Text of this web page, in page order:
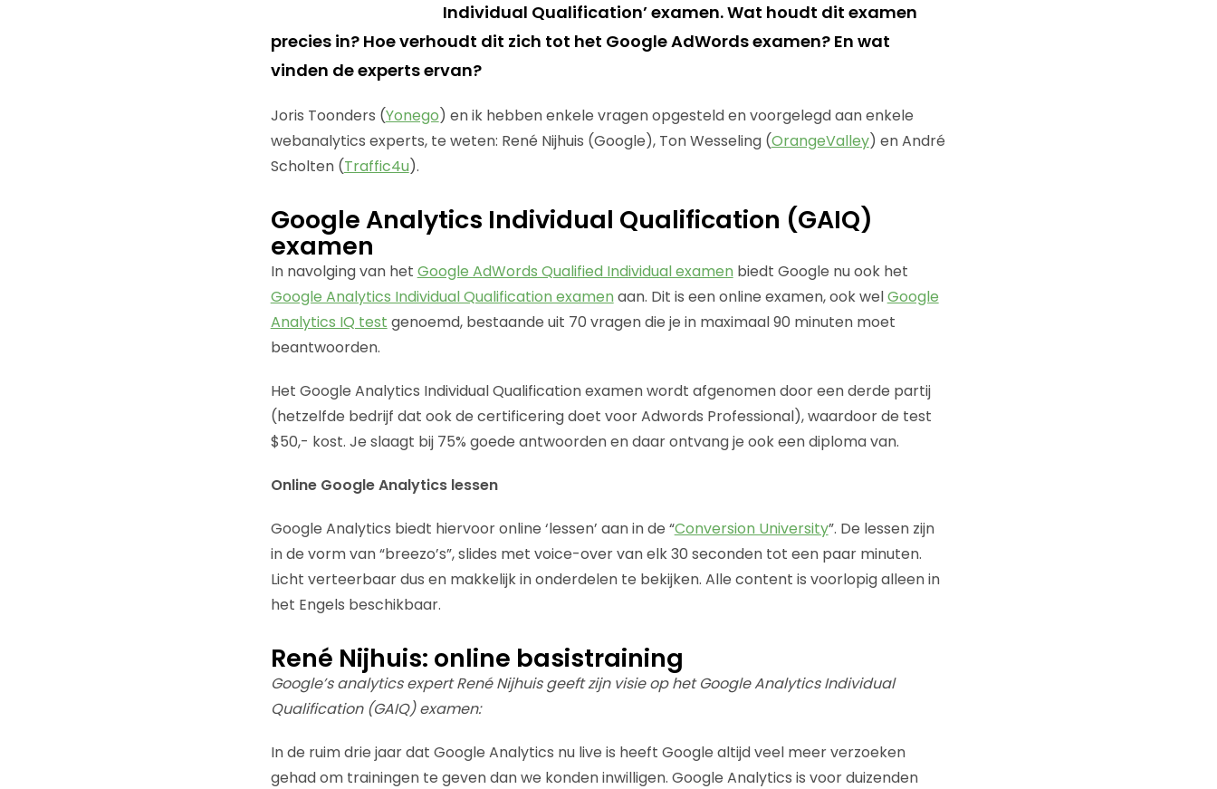
Individual Qualification’ examen. Wat houdt dit examen
precies in? Hoe verhoudt dit zich tot het Google AdWords examen? En wat
vinden de experts ervan?
Joris Toonders (Yonego) en ik hebben enkele vragen opgesteld en voorgelegd aan enkele
webanalytics experts, te weten: René Nijhuis (Google), Ton Wesseling (OrangeValley) en André
Scholten (Traffic4u).
Google Analytics Individual Qualification (GAIQ)
examen
In navolging van het Google AdWords Qualified Individual examen biedt Google nu ook het
Google Analytics Individual Qualification examen aan. Dit is een online examen, ook welGoogle
Analytics IQ test genoemd, bestaande uit 70 vragen die je in maximaal 90 minuten moet
beantwoorden.
Het Google Analytics Individual Qualification examen wordt afgenomen door een derde partij
(hetzelfde bedrijf dat ook de certificering doet voor Adwords Professional), waardoor de test
$50,- kost. Je slaagt bij 75% goede antwoorden en daar ontvang je ook een diploma van.
Online Google Analytics lessen
Google Analytics biedt hiervoor online ‘lessen’ aan in de “Conversion University”. De lessen zijn
in de vorm van “breezo’s”, slides met voice-over van elk 30 seconden tot een paar minuten.
Licht verteerbaar dus en makkelijk in onderdelen te bekijken. Alle content is voorlopig alleen in
het Engels beschikbaar.
René Nijhuis: online basistraining
Google’s analytics expert René Nijhuis geeft zijn visie op het Google Analytics Individual
Qualification (GAIQ) examen:
In de ruim drie jaar dat Google Analytics nu live is heeft Google altijd veel meer verzoeken
gehad om trainingen te geven dan we konden inwilligen. Google Analytics is voor duizenden